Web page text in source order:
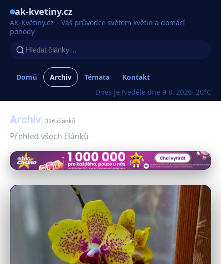
ak-kvetiny.cz
AK-Květiny.cz – Váš průvodce světem květin a domácí
pohody
Domů Archiv Témata
Kontakt
Dnes je Neděle dne 9 8. 2026· 20°C
Archiv 336 článků
Přehled všech článků